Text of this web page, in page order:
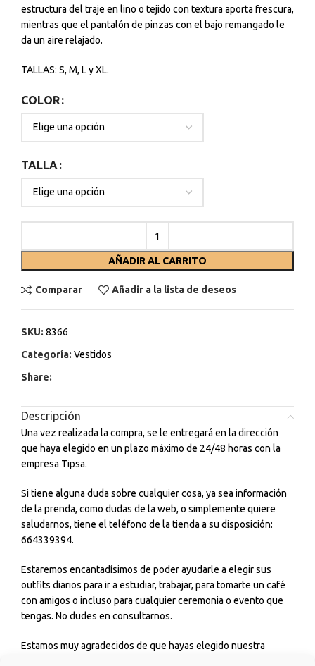
estructura del traje en lino o tejido con textura aporta frescura,
mientras que el pantalón de pinzas con el bajo remangado le
da un aire relajado.
TALLAS: S, M, L y XL.
COLOR
TALLA
AÑADIR AL CARRITO
Comparar Añadir a la lista de deseos
SKU: 8366
Categoría: Vestidos
Share:
Descripción
Una vez realizada la compra, se le entregará en la dirección
que haya elegido en un plazo máximo de 24/48 horas con la
empresa Tipsa.
Si tiene alguna duda sobre cualquier cosa, ya sea información
de la prenda, como dudas de la web, o simplemente quiere
saludarnos, tiene el teléfono de la tienda a su disposición:
664339394.
Estaremos encantadísimos de poder ayudarle a elegir sus
outfits diarios para ir a estudiar, trabajar, para tomarte un café
con amigos o incluso para cualquier ceremonia o evento que
tengas. No dudes en consultarnos.
Estamos muy agradecidos de que hayas elegido nuestra